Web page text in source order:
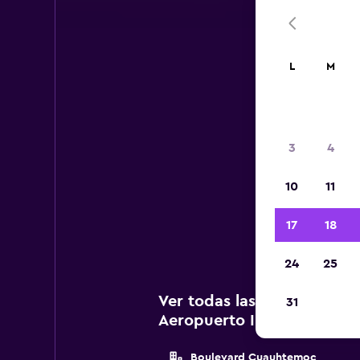
A
Ver todas las agencias de
Aeropuerto Internacional
Boulevard Cuauhtemoc
L M
3 4
10 11
17 18
24 25
31